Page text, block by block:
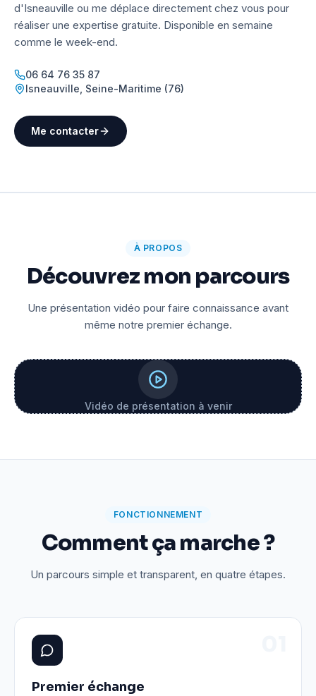
d'Isneauville ou me déplace directement chez vous pour
réaliser une expertise gratuite. Disponible en semaine
comme le week-end.
06 64 76 35 87
Isneauville Seine-Maritime (76)
Me contacter
À PROPOS
Découvrez mon parcours
Une présentation vidéo pour faire connaissance avant
même notre premier échange.
Vidéo de présentation à venir
FONCTIONNEMENT
Comment ça marche ?
Un parcours simple et transparent, en quatre étapes.
Premier échange